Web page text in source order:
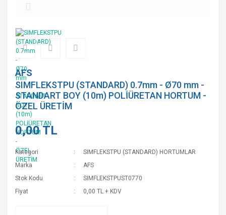
AFS
SIMFLEKSTPU (STANDARD) 0.7mm - Ø70 mm -
STANDART BOY (10m) POLİÜRETAN HORTUM -
ÖZEL ÜRETİM
0,00 TL
Kategori
SIMFLEKSTPU (STANDARD) HORTUMLAR
Marka
AFS
Stok Kodu
SIMFLEKSTPUST0770
Fiyat
0,00 TL + KDV